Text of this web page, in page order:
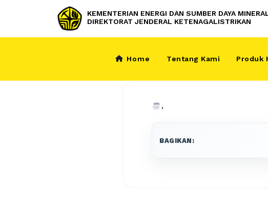
KEMENTERIAN ENERGI DAN SUMBER DAYA
DIREKTORAT JENDERAL KETENAGALISTRIKAN
Home Tentang Kami Produk
,
BAGIKAN: